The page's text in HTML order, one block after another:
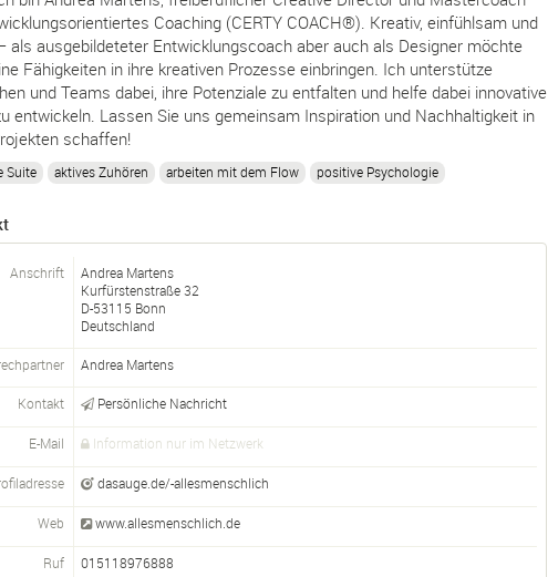
Coaching (CERTY COACH®). Kreativ, einfühlsam und
als ausgebildeteter Entwicklungscoach aber auch als Designer möchte
Fähigkeiten in ihre kreativen Prozesse einbringen. Ich unterstütze
und Teams dabei, ihre Potenziale zu entfalten und helfe dabei innovative
entwickeln. Lassen Sie uns gemeinsam Inspiration und Nachhaltigkeit in
schaffen!
Suite aktives Zuhören arbeiten mit dem Flow positive Psychologie
Anschrift
Andrea Martens
Kurfürstenstraße 32
D-53115 Bonn
Deutschland
Andrea Martens
Kontakt Persönliche Nachricht
E-Mail Information nur im Netzwerk
dasauge.de/-allesmenschlich
Web www.allesmenschlich.de
Ruf 015118976888